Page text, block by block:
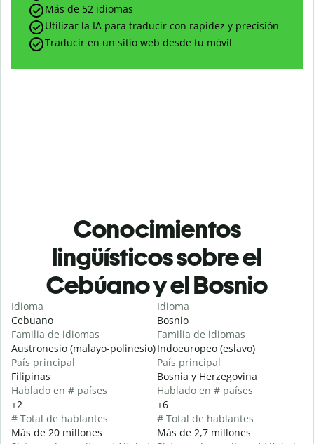
Más de 52 idiomas
Utilizar la IA para traducir con rapidez y precisión
Traducir en un sitio web desde tu móvil
Conocimientos
lingüísticos sobre el
Cebúano y el Bosnio
Idioma
Cebuano
Familia de idiomas
Austronesio (malayo-polinesio)
País principal
Filipinas
Hablado en # países
+2
# Total de hablantes
Más de 20 millones
Idioma
Bosnio
Familia de idiomas
Indoeuropeo (eslavo)
País principal
Bosnia y Herzegovina
Hablado en # países
+6
# Total de hablantes
Más de 2,7 millones